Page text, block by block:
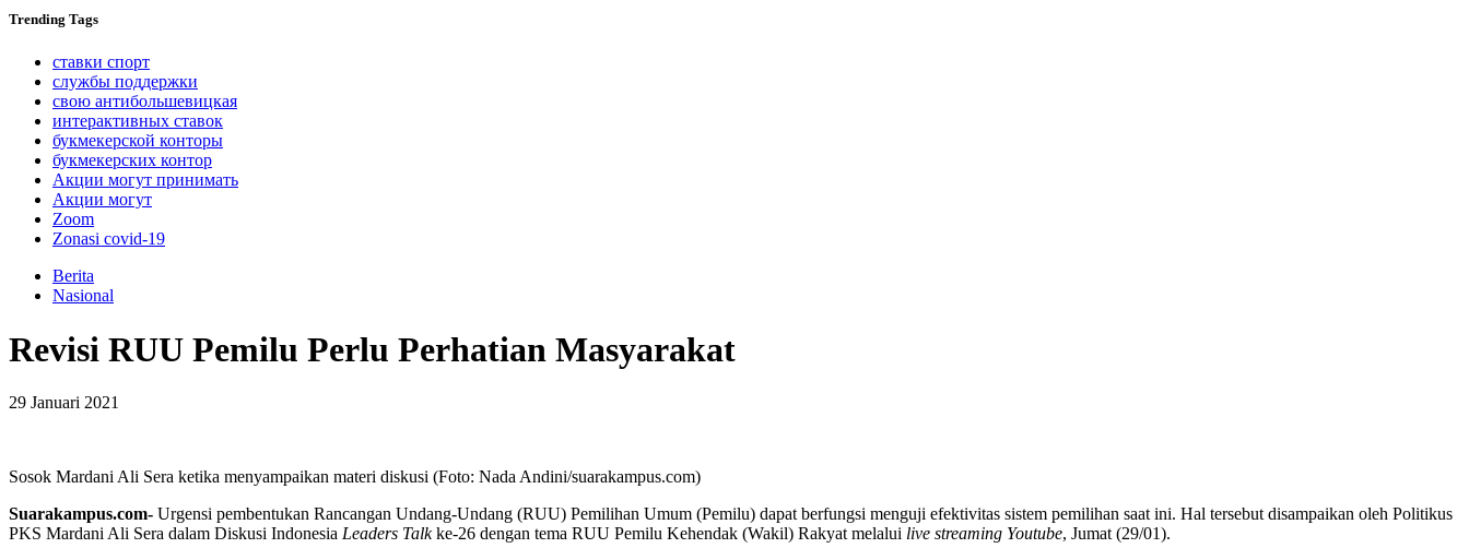
Trending Tags
ставки спорт
службы поддержки
свою антибольшевицкая
интерактивных ставок
букмекерской конторы
букмекерских контор
Акции могут принимать
Акции могут
Zoom
Zonasi covid-19
Berita
Nasional
Revisi RUU Pemilu Perlu Perhatian Masyarakat
29 Januari 2021
Sosok Mardani Ali Sera ketika menyampaikan materi diskusi (Foto: Nada Andini/suarakampus.com)
Suarakampus.com- Urgensi pembentukan Rancangan Undang-Undang (RUU) Pemilihan Umum (Pemilu) dapat berfungsi menguji efektivitas sistem pemilihan saat ini. Hal tersebut disampaikan oleh Politikus
PKS Mardani Ali Sera dalam Diskusi Indonesia Leaders Talkke-26 dengan tema RUU Pemilu Kehendak (Wakil) Rakyat melalui live streaming Youtube, Jumat (29/01).